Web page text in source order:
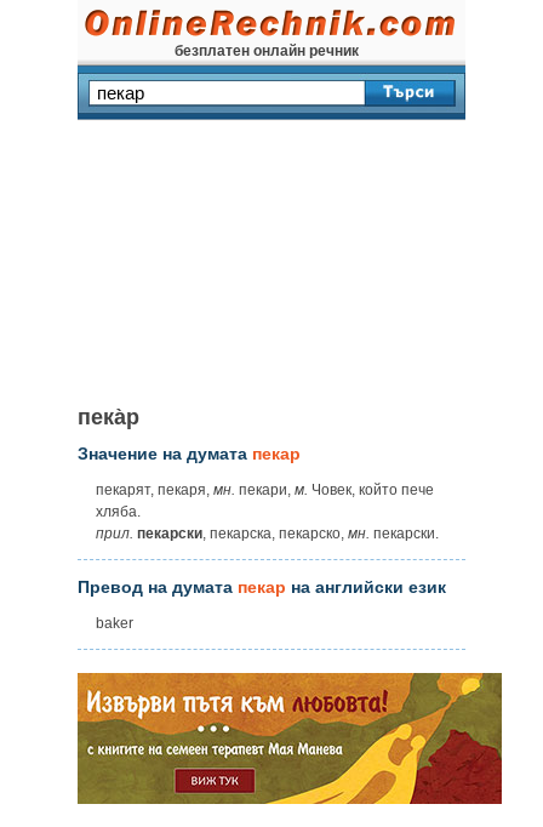
безплатен онлайн речник
пека̀р
Значение на думата пекар
пекарят, пекаря, мн. пекари, м. Човек, който пече
хляба.
прил. пекарски, пекарска, пекарско, мн. пекарски.
Превод на думата пекар на английски език
baker